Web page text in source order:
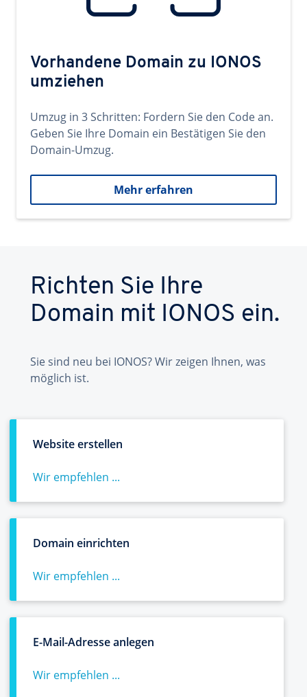
Vorhandene Domain zu IONOS
umziehen
Umzug in 3 Schritten: Fordern Sie den Code an.
Geben Sie Ihre Domain ein Bestätigen Sie den
Domain-Umzug.
Mehr erfahren
Richten Sie Ihre
Domain mit IONOS ein.
Sie sind neu bei IONOS? Wir zeigen Ihnen, was
möglich ist.
Website erstellen
Wir empfehlen ...
Domain einrichten
Wir empfehlen ...
E-Mail-Adresse anlegen
Wir empfehlen ...